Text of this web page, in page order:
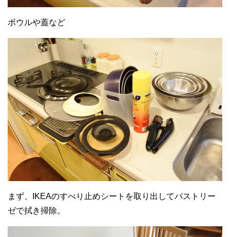
ボウルや蓋など
まず、IKEAのすべり止めシートを取り出してパストリー
ゼで拭き掃除。